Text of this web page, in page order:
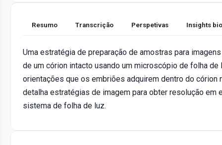
Resumo Transcrição Perspetivas Insights
Uma estratégia de preparação de amostras para
de um córion intacto usando um microscópio de folha
orientações que os embriões adquirem dentro do
detalha estratégias de imagem para obter resolução em
sistema de folha de luz.